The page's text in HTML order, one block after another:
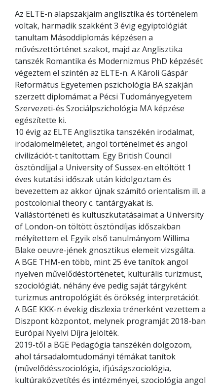
Az ELTE-n alapszakjaim anglisztika és történelem
voltak, harmadik szakként 3 évig egyiptológiát
tanultam Másoddiplomás képzésen a
művészettörténet szakot, majd az Anglisztika
tanszék Romantika és Modernizmus PhD képzését
végeztem el szintén az ELTE-n. A Károli Gáspár
Református Egyetemen pszichológia BA szakján
szerzett diplomámat a Pécsi Tudományegyetem
Szervezeti-és Szociálpszichológia MA képzése
egészítette ki.
10 évig az ELTE Anglisztika tanszékén irodalmat,
irodalomelméletet, angol történelmet és angol
civilizációt-t tanítottam. Egy British Council
ösztöndíjjal a University of Sussex-en eltöltött 1
éves kutatási időszak után kidolgoztam és
bevezettem az akkor újnak számító orientalism ill. a
postcolonial theory c. tantárgyakat is.
Vallástörténeti és kultuszkutatásaimat a University
of London-on töltött ösztöndíjas időszakban
mélyítettem el. Egyik első tanulmányom Willima
Blake oeuvre-jének gnosztikus elemeit vizsgálta.
A BGE THM-en több, mint 25 éve tanítok angol
nyelven művelődéstörténetet, kulturális turizmust,
szociológiát, néhány éve pedig saját tárgyként
turizmus antropológiát és örökség interpretációt.
A BGE KKK-n évekig diszlexia trénerként vezettem a
Diszpont központot, melynek programját 2018-ban
Európai Nyelvi Díjra jelölték.
2019-től a BGE Pedagógia tanszékén dolgozom,
ahol társadalomtudományi témákat tanítok
(művelődésszociológia, ifjúságszociológia,
kultúraközvetítés és intézményei, szociológia angol